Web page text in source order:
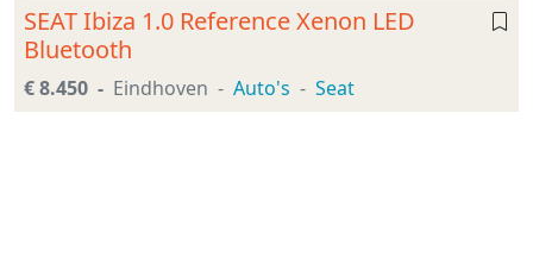
SEAT Ibiza 1.0 Reference Xenon LED
Bluetooth
€ 8.450 Eindhoven Auto's Seat